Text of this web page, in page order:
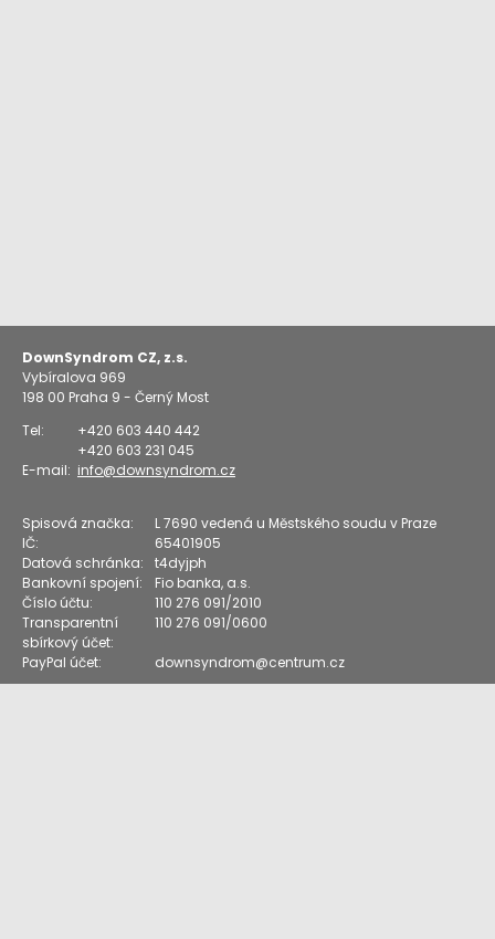
DownSyndrom CZ, z.s.
Vybíralova 969
198 00 Praha 9 - Černý Most
Tel:
+420 603 440 442
+420 603 231 045
E-mail: info@downsyndrom.cz
Spisová značka:
L 7690 vedená u Městského soudu v Praze
IČ:
65401905
Datová schránka:
t4dyjph
Bankovní spojení:
Fio banka, a.s.
Číslo účtu:
110 276 091/2010
Transparentní
sbírkový účet:
110 276 091/0600
PayPal účet: downsyndrom@centrum.cz